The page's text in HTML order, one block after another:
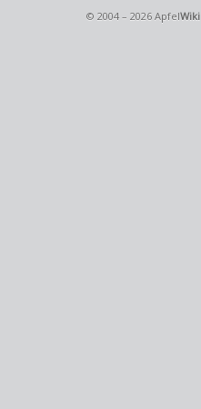
© 2004 – 2026 ApfelWiki